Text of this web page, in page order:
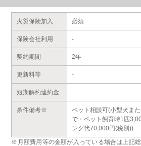
火災保険加入 必須
保険会社利用 -
契約期間 2年
更新料等 -
短期解約違約金
条件備考※
ペット相談可(小型犬ま
で・ペット飼育時1匹
ング代70,000円(税別))
※月額費用等の金額が入っている場合は上記